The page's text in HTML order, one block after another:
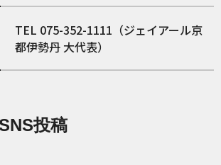
TEL 075-352-1111（ジェイアール京
都伊勢丹 大代表）
投稿